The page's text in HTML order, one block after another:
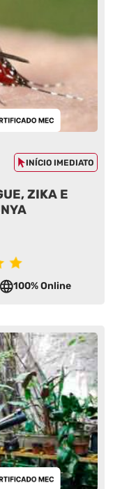
INÍCIO IMEDIATO
ZIKA E
100% Online